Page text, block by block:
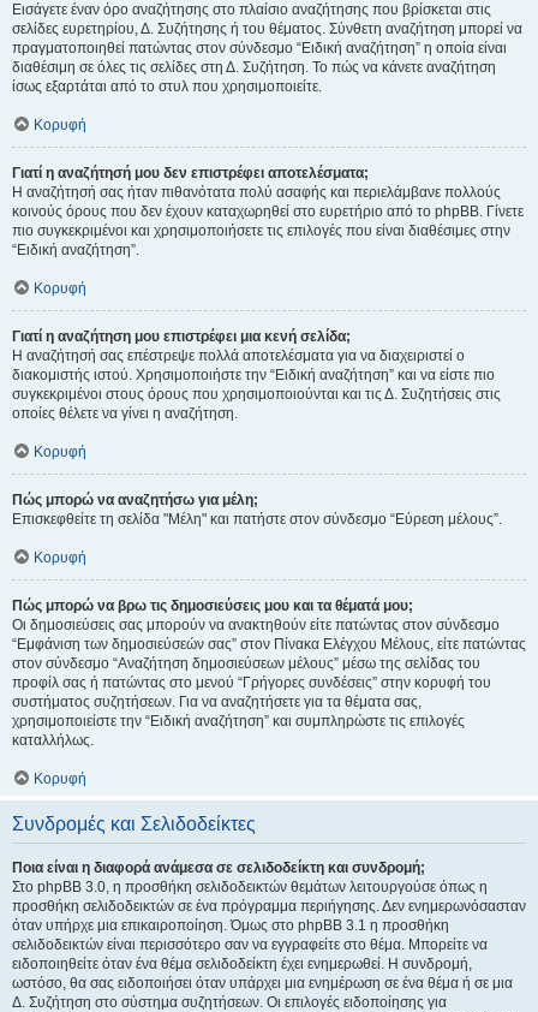
Εισάγετε έναν όρο αναζήτησης στο πλαίσιο αναζήτησης που βρίσκεται στις
σελίδες ευρετηρίου, Δ. Συζήτησης ή του θέματος. Σύνθετη αναζήτηση μπορεί να
πραγματοποιηθεί πατώντας στον σύνδεσμο “Ειδική αναζήτηση” η οποία είναι
διαθέσιμη σε όλες τις σελίδες στη Δ. Συζήτηση. Το πώς να κάνετε αναζήτηση
ίσως εξαρτάται από το στυλ που χρησιμοποιείτε.
Κορυφή
Γιατί η αναζήτησή μου δεν επιστρέφει αποτελέσματα;
Η αναζήτησή σας ήταν πιθανότατα πολύ ασαφής και περιελάμβανε πολλούς
κοινούς όρους που δεν έχουν καταχωρηθεί στο ευρετήριο από το phpBB. Γίνετε
πιο συγκεκριμένοι και χρησιμοποιήσετε τις επιλογές που είναι διαθέσιμες στην
“Ειδική αναζήτηση”.
Κορυφή
Γιατί η αναζήτηση μου επιστρέφει μια κενή σελίδα;
Η αναζήτησή σας επέστρεψε πολλά αποτελέσματα για να διαχειριστεί ο
διακομιστής ιστού. Χρησιμοποιήστε την “Ειδική αναζήτηση” και να είστε πιο
συγκεκριμένοι στους όρους που χρησιμοποιούνται και τις Δ. Συζητήσεις στις
οποίες θέλετε να γίνει η αναζήτηση.
Κορυφή
Πώς μπορώ να αναζητήσω για μέλη;
Επισκεφθείτε τη σελίδα "Μέλη" και πατήστε στον σύνδεσμο “Εύρεση μέλους”.
Κορυφή
Πώς μπορώ να βρω τις δημοσιεύσεις μου και τα θέματά μου;
Οι δημοσιεύσεις σας μπορούν να ανακτηθούν είτε πατώντας στον σύνδεσμο
“Εμφάνιση των δημοσιεύσεών σας” στον Πίνακα Ελέγχου Μέλους, είτε πατώντας
στον σύνδεσμο “Αναζήτηση δημοσιεύσεων μέλους” μέσω της σελίδας του
προφίλ σας ή πατώντας στο μενού “Γρήγορες συνδέσεις” στην κορυφή του
συστήματος συζητήσεων. Για να αναζητήσετε για τα θέματα σας,
χρησιμοποιείστε την “Ειδική αναζήτηση” και συμπληρώστε τις επιλογές
καταλλήλως.
Κορυφή
Συνδρομές και Σελιδοδείκτες
Ποια είναι η διαφορά ανάμεσα σε σελιδοδείκτη και συνδρομή;
Στο phpBB 3.0, η προσθήκη σελιδοδεικτών θεμάτων λειτουργούσε όπως η
προσθήκη σελιδοδεικτών σε ένα πρόγραμμα περιήγησης. Δεν ενημερωνόσασταν
όταν υπήρχε μια επικαιροποίηση. Όμως στο phpBB 3.1 η προσθήκη
σελιδοδεικτών είναι περισσότερο σαν να εγγραφείτε στο θέμα. Μπορείτε να
ειδοποιηθείτε όταν ένα θέμα σελιδοδείκτη έχει ενημερωθεί. Η συνδρομή,
ωστόσο, θα σας ειδοποιήσει όταν υπάρχει μια ενημέρωση σε ένα θέμα ή σε μια
Δ. Συζήτηση στο σύστημα συζητήσεων. Οι επιλογές ειδοποίησης για